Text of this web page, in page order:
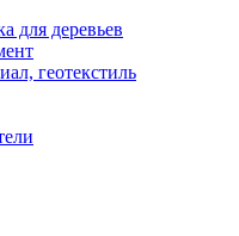
для деревьев
геотекстиль